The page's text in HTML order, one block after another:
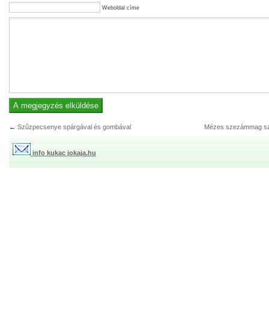
Weboldal címe
← Szűzpecsenye spárgával és gombával Mézes szezámmag
info kukac jokaja.hu